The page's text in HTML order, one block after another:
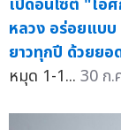
เปิดอินไซต์ "ไอ
หลวง อร่อยแบ
ยาวทุกปี ด้วยยอ
หมุด 1-1... 30 ก.